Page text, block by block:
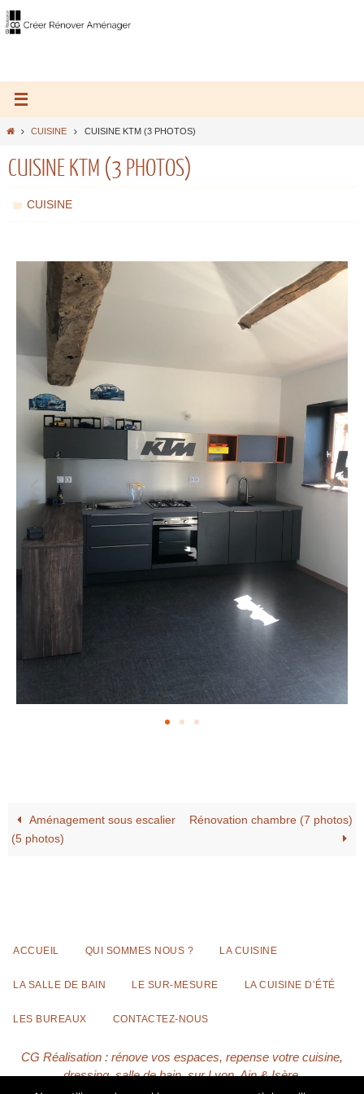
CUISINE CUISINE KTM (3 PHOTOS)
CUISINE KTM (3 PHOTOS)
CUISINE
Aménagement sous escalier
(5 photos)
Rénovation chambre (7 photos)
ACCUEIL QUI SOMMES NOUS ? LA CUISINE
LA SALLE DE BAIN LE SUR-MESURE LA CUISINE D’ÉTÉ
LES BUREAUX CONTACTEZ-NOUS
CG Réalisation : rénove vos espaces, repense votre cuisine,
dressing, salle de bain, sur Lyon, Ain & Isère.